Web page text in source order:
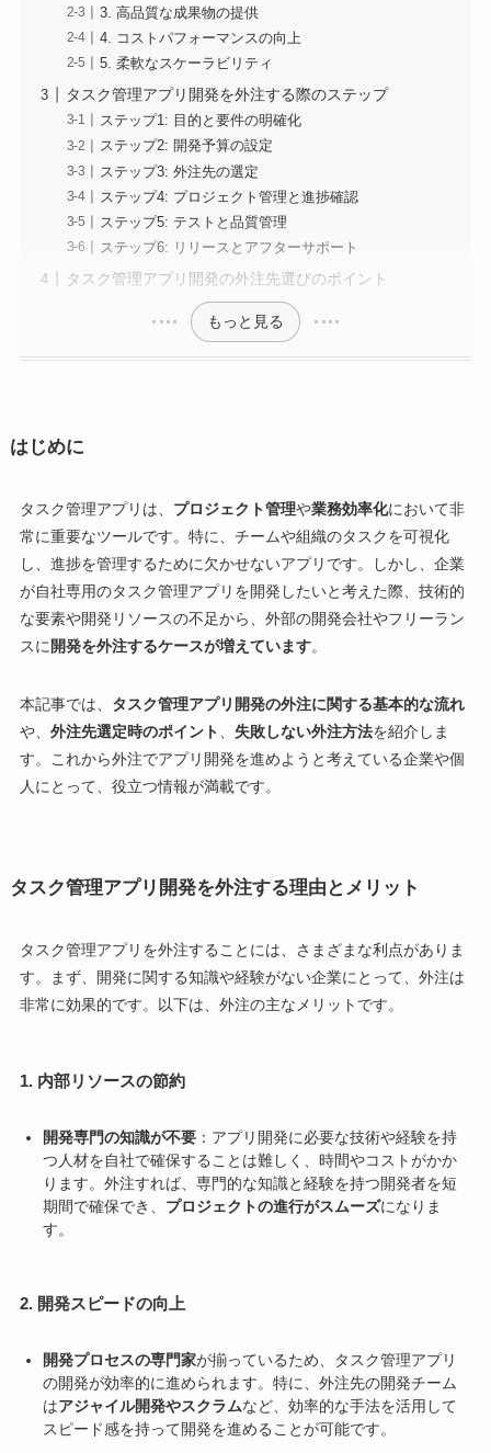
3. 高品質な成果物の提供
4. コストパフォーマンスの向上
5. 柔軟なスケーラビリティ
タスク管理アプリ開発を外注する際のステップ
ステップ1: 目的と要件の明確化
ステップ2: 開発予算の設定
ステップ3: 外注先の選定
ステップ4: プロジェクト管理と進捗確認
ステップ5: テストと品質管理
ステップ6: リリースとアフターサポート
タスク管理アプリ開発の外注先選びのポイント
もっと見る
はじめに
タスク管理アプリは、 プロジェクト管理や業務効率化において非
常に重要なツールです。特に、チームや組織のタスクを可視化
し、進捗を管理するために欠かせないアプリです。しかし、企業
が自社専用のタスク管理アプリを開発したいと考えた際、技術的
な要素や開発リソースの不足から、外部の開発会社やフリーラン
スに開発を外注するケースが増えています。
本記事では、 タスク管理アプリ開発の外注に関する基本的な流れ
や、 外注先選定時のポイント、 失敗しない外注方法を紹介しま
す。これから外注でアプリ開発を進めようと考えている企業や個
人にとって、役立つ情報が満載です。
タスク管理アプリ開発を外注する理由とメリット
タスク管理アプリを外注することには、さまざまな利点がありま
す。まず、開発に関する知識や経験がない企業にとって、外注は
非常に効果的です。以下は、外注の主なメリットです。
1. 内部リソースの節約
開発専門の知識が不要：アプリ開発に必要な技術や経験を持
つ人材を自社で確保することは難しく、時間やコストがかか
ります。外注すれば、専門的な知識と経験を持つ開発者を短
期間で確保でき、 プロジェクトの進行がスムーズになりま
す。
2. 開発スピードの向上
開発プロセスの専門家が揃っているため、タスク管理アプリ
の開発が効率的に進められます。特に、外注先の開発チーム
はアジャイル開発やスクラムなど、効率的な手法を活用して
スピード感を持って開発を進めることが可能です。